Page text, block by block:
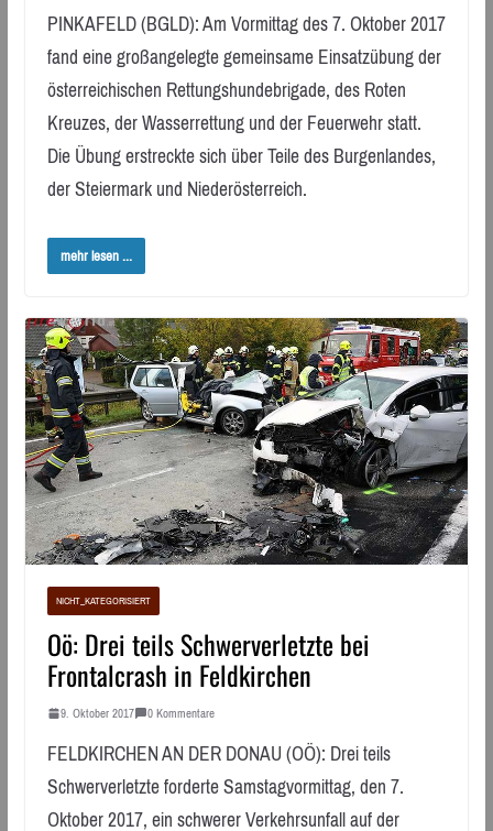
PINKAFELD (BGLD): Am Vormittag des 7. Oktober 2017
fand eine großangelegte gemeinsame Einsatzübung der
österreichischen Rettungshundebrigade, des Roten
Kreuzes, der Wasserrettung und der Feuerwehr statt.
Die Übung erstreckte sich über Teile des Burgenlandes,
der Steiermark und Niederösterreich.
mehr lesen ...
NICHT_KATEGORISIERT
Oö: Drei teils Schwerverletzte bei
Frontalcrash in Feldkirchen
9. Oktober 2017 0 Kommentare
FELDKIRCHEN AN DER DONAU (OÖ): Drei teils
Schwerverletzte forderte Samstagvormittag, den 7.
Oktober 2017, ein schwerer Verkehrsunfall auf der